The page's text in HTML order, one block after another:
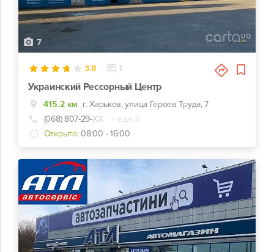
7
3.8 1
Украинский Рессорный Центр
415.2 км г. Харьков, улица Героев Труда, 7
(068) 807-29-ХХ
+ еще 3
Открыто: 08:00 - 16:00